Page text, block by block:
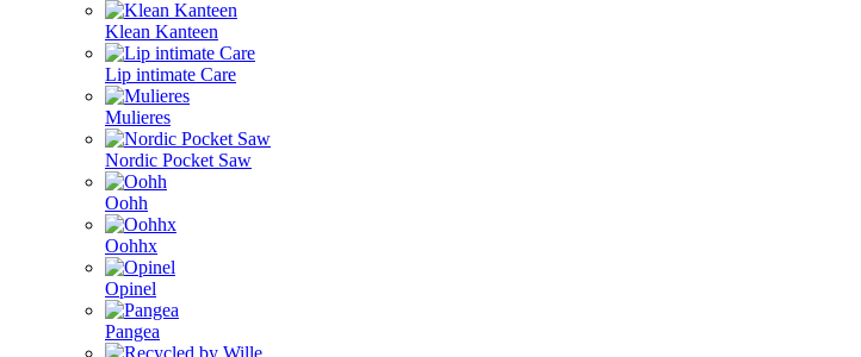
Klean Kanteen
Lip intimate Care
Mulieres
Nordic Pocket Saw
Oohh
Oohhx
Opinel
Pangea